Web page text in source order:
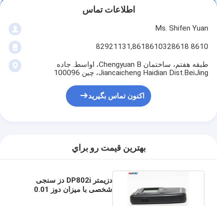
اطلاعات تماس
Ms. Shifen Yuan
8610 82921131,8618610328618
طبقه هفتم، ساختمان Chengyuan B، اواسط. جاده
Jiancaicheng Haidian Dist.BeiJing، چین 100096
اکنون تماس بگیرید
بهترين قيمت رو براي
دزیمتر DP802i دز سنجی
شخصی با میزان دوز 0.01